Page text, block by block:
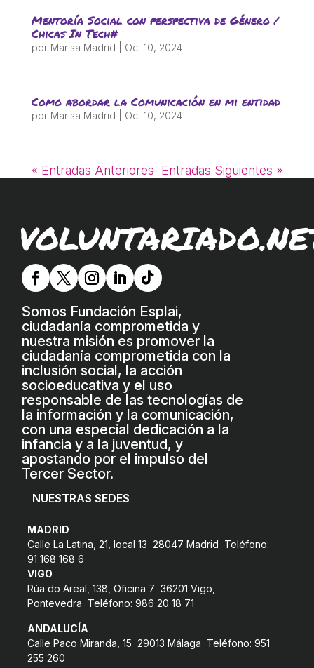
Mentoría Social con perspectiva de Género /
Chicas In Tech#
por Marisa Madrid Oct 10, 2024
Como abordar la Comunicación en mi entidad
por Marisa Madrid Oct 10, 2024
« Entradas Anteriores Entradas Siguientes »
Somos Fundación Esplai,
ciudadanía comprometida y
nuestra misión es promover la
ciudadanía comprometida con la
inclusión social, la acción
socioeducativa y el uso
responsable de las tecnologías de
la información y la comunicación,
con una especial dedicación a la
infancia y a la juventud, y
apostando por el impulso del
Tercer Sector.
NUESTRAS SEDES
MADRID
Calle La Latina, 21, local 13 28047 Madrid Teléfono:
91 168 168 6
VIGO
Rúa do Areal, 138, Oficina 7 36201 Vigo,
Pontevedra Teléfono: 986 20 18 71
ANDALUCÍA
Calle Paco Miranda, 15 29013 Málaga Teléfono: 951
255 260
ACCIÓ SOCIAL I JOVES
SUPORT TERCER SECTOR
CONEIX FUNDESPLAI
L'equip
Missió i valors
Els comptes clars
Memòria d'activitats
Proposta educativa
ACTUALITAT
Notícies
Butlletins
Diari de la Fundació
Fundesplai als mitjans
Xarxes socials
COL·LABORA